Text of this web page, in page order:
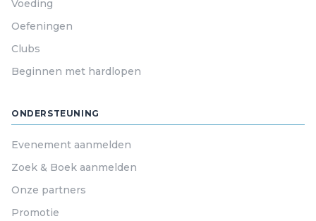
Voeding
Oefeningen
Clubs
Beginnen met hardlopen
ONDERSTEUNING
Evenement aanmelden
Zoek & Boek aanmelden
Onze partners
Promotie